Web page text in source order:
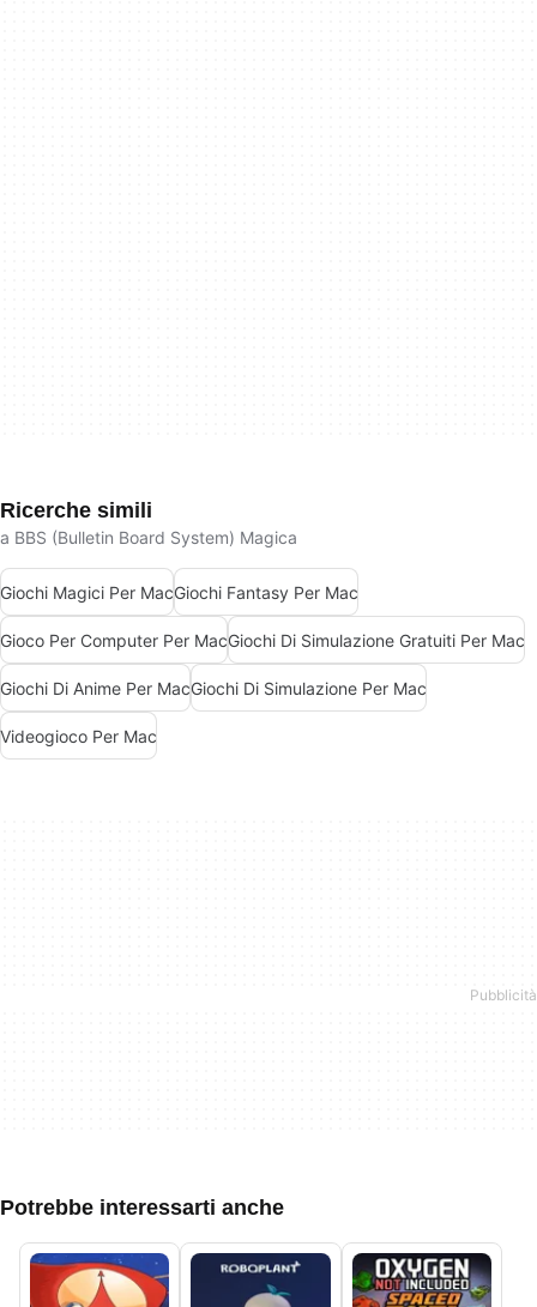
Ricerche simili
a BBS (Bulletin Board System) Magica
Giochi Magici Per MacGiochi Fantasy Per Mac
Gioco Per Computer Per MacGiochi Di Simulazione Gratuiti Per Mac
Giochi Di Anime Per MacGiochi Di Simulazione Per Mac
Videogioco Per Mac
Potrebbe interessarti anche